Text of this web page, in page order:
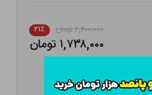
۲,۲۰۰,۰۰۰ تومان ۲۱٪
۱,۷۳۸,۰۰۰ تومان
تــرب‌پــی:۴۳۴,۵۰۰